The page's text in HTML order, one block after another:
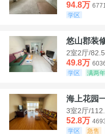
94.8万
学区
悠山郡装
2室2厅/
49.8万
学区
满两年
海上花园
3室2厅/
52.8万
学区
急售